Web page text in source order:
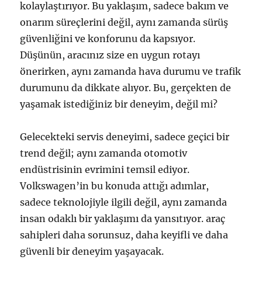
kolaylaştırıyor. Bu yaklaşım, sadece bakım ve
onarım süreçlerini değil, aynı zamanda sürüş
güvenliğini ve konforunu da kapsıyor.
Düşünün, aracınız size en uygun rotayı
önerirken, aynı zamanda hava durumu ve trafik
durumunu da dikkate alıyor. Bu, gerçekten de
yaşamak istediğiniz bir deneyim, değil mi?
Gelecekteki servis deneyimi, sadece geçici bir
trend değil; aynı zamanda otomotiv
endüstrisinin evrimini temsil ediyor.
Volkswagen’in bu konuda attığı adımlar,
sadece teknolojiyle ilgili değil, aynı zamanda
insan odaklı bir yaklaşımı da yansıtıyor. araç
sahipleri daha sorunsuz, daha keyifli ve daha
güvenli bir deneyim yaşayacak.